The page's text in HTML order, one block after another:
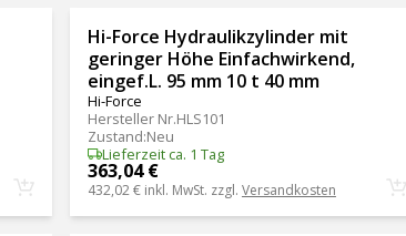
Hi-Force Hydraulikzylinder mit
geringer Höhe Einfachwirkend,
eingef.L. 95 mm 10 t 40 mm
Hi-Force
Hersteller Nr.HLS101
Zustand:Neu
Lieferzeit ca. 1 Tag
363,04 €
432,02 € inkl. MwSt. zzgl. Versandkosten